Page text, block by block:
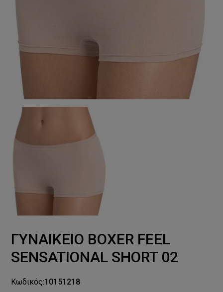
ΓΥΝΑΙΚΕΙΟ BOXER FEEL
SENSATIONAL SHORT 02
Κωδικός:10151218